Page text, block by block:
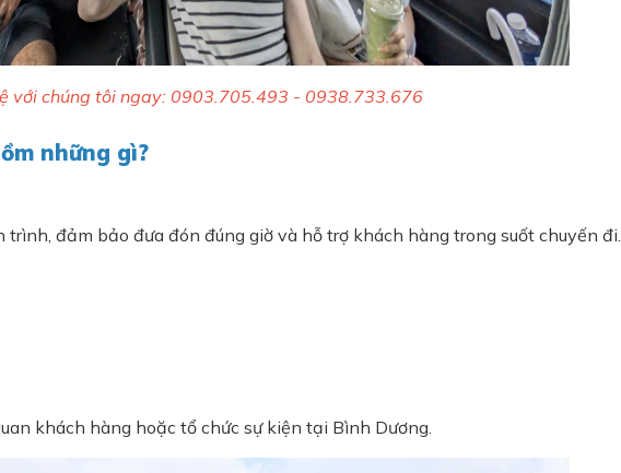
với chúng tôi ngay: 0903.705.493 - 0938.733.676
những gì?
trình, đảm bảo đưa đón đúng giờ và hỗ trợ khách hàng trong suốt chuyến đi.
khách hàng hoặc tổ chức sự kiện tại Bình Dương.